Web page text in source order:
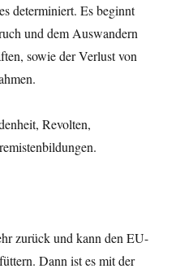
determiniert. Es beginnt
und dem Auswandern
sowie der Verlust von
Revolten,
zurück und kann den EU-
Dann ist es mit der